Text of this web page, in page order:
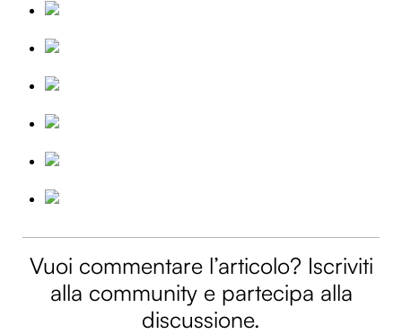
Vuoi commentare l’articolo? Iscriviti
alla community e partecipa alla
discussione.